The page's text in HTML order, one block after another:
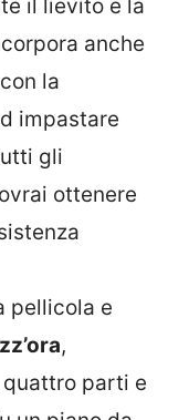
il lievito e la
anche
la
impastare
gli
ottenere
pellicola e
,
parti e